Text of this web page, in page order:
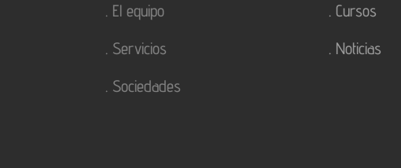
. El equipo
. Servicios
. Sociedades
. Cursos
. Noticias